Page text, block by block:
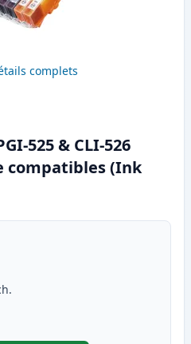
complets
525 & CLI-526
compatibles (Ink